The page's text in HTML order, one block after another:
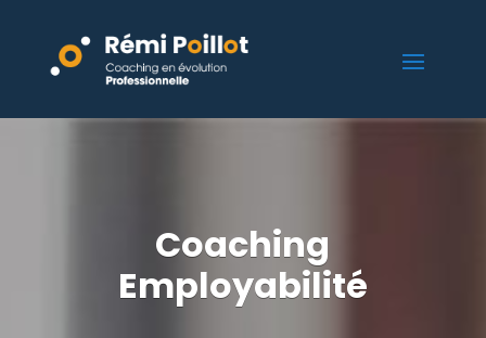
Coaching
Employabilité